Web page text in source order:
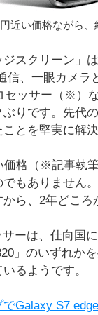
近い価格ながら
スクリーン」
信、一眼カメ
セッサー（※）
りです。先代
とを堅実に解
価格（※記事執
もありません
ら、2年どこ
ーは、仕向国
」のいずれか
るようです。
Galaxy S7